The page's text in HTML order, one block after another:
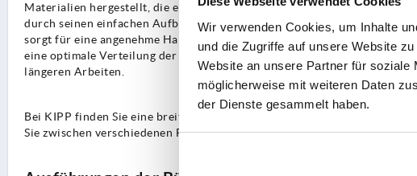
Wir verwenden Cookies, um Inhalte
und die Zugriffe auf unsere Website
Website an unsere Partner für soziale
möglicherweise mit weiteren Daten
der Dienste gesammelt haben.
Materialien hergestellt, die eine langanhaltende Nutzung ermöglichen.
durch seinen einfachen Aufbau und die problemlose Montage aus. Die
sorgt für eine angenehme Handhabung und minimiert die Belastung der
eine optimale Verteilung der Kraft und reduzieren das Risiko von
längeren Arbeiten.
Bei KIPP finden Sie eine breite Auswahl an besonders stabilen und
Sie zwischen verschiedenen Farben, Formen und Materialien.